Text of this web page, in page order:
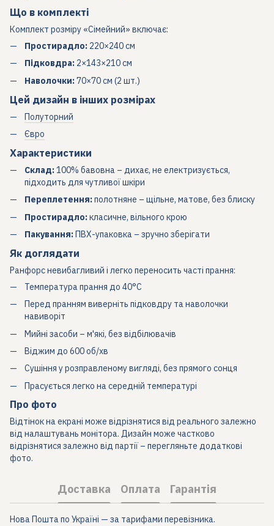
Що в комплекті
Комплект розміру «Сімейний» включає:
Простирадло: 220×240 см
Підковдра: 2×143×210 см
Наволочки:70×70 см (2 шт.)
Цей дизайн в інших розмірах
Полуторний
Євро
Характеристики
Склад:100% бавовна – дихає, не електризується,
підходить для чутливої шкіри
Переплетення:полотняне – щільне, матове, без блиску
Простирадло:класичне, вільного крою
Пакування:ПВХ-упаковка – зручно зберігати
Як доглядати
Ранфорс невибагливий і легко переносить часті прання:
Температура прання до 40°C
Перед пранням виверніть підковдру та наволочки
навиворіт
Мийні засоби – м'які, без відбілювачів
Віджим до 600 об/хв
Сушіння у розправленому вигляді, без прямого сонця
Прасується легко на середній температурі
Про фото
Відтінок на екрані може відрізнятися від реального залежно
від налаштувань монітора. Дизайн може частково
відрізнятися залежно від партії – перегляньте додаткові
фото.
Доставка Оплата Гарантія
Нова Пошта по Україні — за тарифами перевізника.